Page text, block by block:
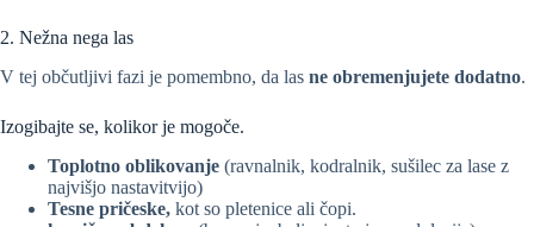
2. Nežna nega las
V tej občutljivi fazi je pomembno, da las ne obremenjujete dodatno.
Izogibajte se, kolikor je mogoče.
Toplotno oblikovanje (ravnalnik, kodralnik, sušilec za lase z
najvišjo nastavitvijo)
Tesne pričeske, kot so pletenice ali čopi.